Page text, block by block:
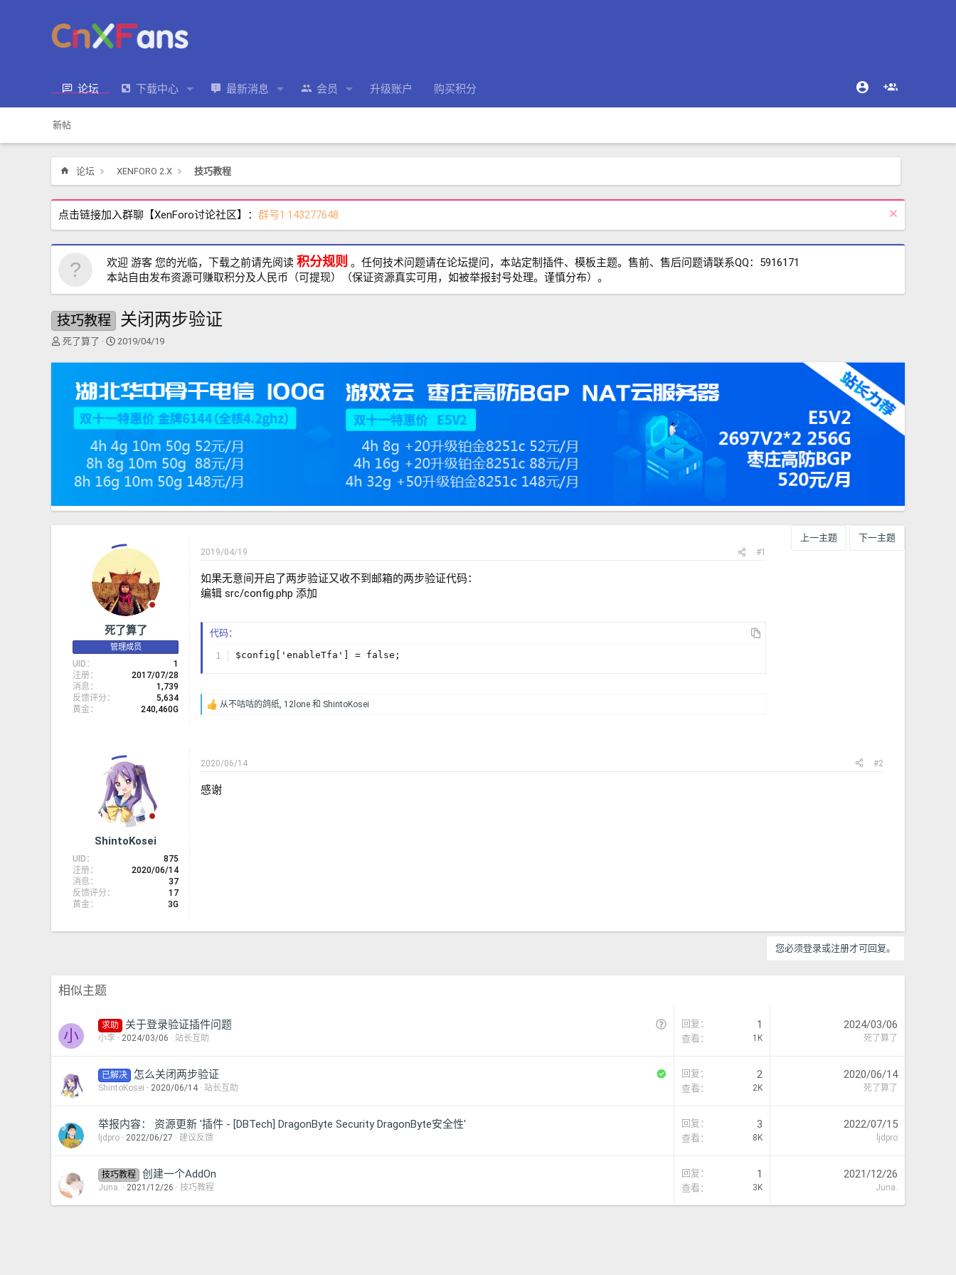
论坛 下载中心 最新消息 会员 升级账户 购买积分
新帖
论坛 XENFORO 2.X 技巧教程
点击链接加入群聊【XenForo讨论社区】： 群号1:143277648
欢迎 游客 您的光临，下载之前请先阅读 积分规则 。任何技术问题请在论坛提问，本站定制插件、模板主题。售前、售后问题请联系QQ：5916171
本站自由发布资源可赚取积分及人民币（可提现）（保证资源真实可用，如被举报封号处理。谨慎分布）。
技巧教程 关闭两步验证
主
发
死了算了
开
时
2019/04/19
上一主题 下一主题
死了算了
管理成员
UID
1
注册
2017/07/28
消息
1,739
反馈评分
5,634
黄金
240,460G
2019/04/19 #1
如果无意间开启了两步验证又收不到邮箱的两步验证代码：
编辑 src/config.php 添加
代码：
$config['enableTfa'] = false;
反
从不咕咕的鸽纸 12lone 和 ShintoKosei
ShintoKosei
UID
875
注册
2020/06/14
消息
37
反馈评分
17
黄金
3G
2020/06/14 #2
感谢
您必须登录或注册才可回复。
相似主题
小
问
求助 关于登录验证插件问题
小李 2024/03/06 站长互助
回复 1
查看 1K
2024/03/06
死了算了
已解决 怎么关闭两步验证
ShintoKosei 2020/06/14 站长互助
回复 2
查看 2K
2020/06/14
死了算了
举报内容： 资源更新 '插件 - [DBTech] DragonByte Security DragonByte安全性'
ljdpro 2022/06/27 建议反馈
回复 3
查看 8K
2022/07/15
ljdpro
技巧教程 创建一个AddOn
Juna. 2021/12/26 技巧教程
回复 1
查看 3K
2021/12/26
Juna.